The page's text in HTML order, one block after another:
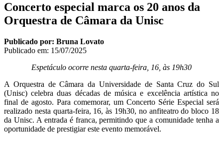
Concerto especial marca os 20 anos da
Orquestra de Câmara da Unisc
Publicado por: Bruna Lovato
Publicado em: 15/07/2025
Espetáculo ocorre nesta quarta-feira, 16, às 19h30
A Orquestra de Câmara da Universidade de Santa Cruz do Sul
(Unisc) celebra duas décadas de música e excelência artística no
final de agosto. Para comemorar, um Concerto Série Especial será
realizado nesta quarta-feira, 16, às 19h30, no anfiteatro do bloco 18
da Unisc. A entrada é franca, permitindo que a comunidade tenha a
oportunidade de prestigiar este evento memorável.